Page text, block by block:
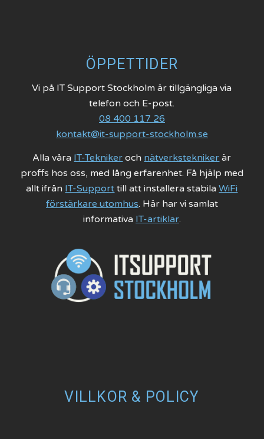
ÖPPETTIDER
Vi på IT Support Stockholm är tillgängliga via
telefon och E-post.
08 400 117 26
kontakt@it-support-stockholm.se
Alla våra IT-Tekniker och nätverkstekniker är
proffs hos oss, med lång erfarenhet. Få hjälp med
allt ifrån IT-Support till att installera stabilaWiFi
förstärkare utomhus. Här har vi samlat
informativa IT-artiklar.
VILLKOR & POLICY